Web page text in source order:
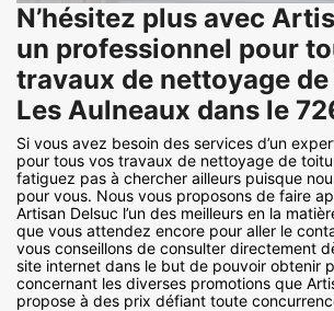
N’hésitez plus avec
un professionnel pour
travaux de nettoyage
Les Aulneaux dans le
Si vous avez besoin des services d’un
pour tous vos travaux de nettoyage de
fatiguez pas à chercher ailleurs puisque
pour vous. Nous vous proposons de faire
Artisan Delsuc l’un des meilleurs en la
que vous attendez encore pour aller le
vous conseillons de consulter directement
site internet dans le but de pouvoir obtenir
concernant les diverses promotions que
propose à des prix défiant toute